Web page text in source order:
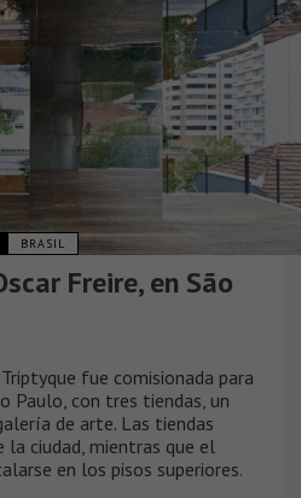
BRASIL
Freire, en São
fue comisionada para
Paulo, con tres tiendas, un
de arte. Las tiendas
la ciudad, mientras que el
en los pisos superiores.